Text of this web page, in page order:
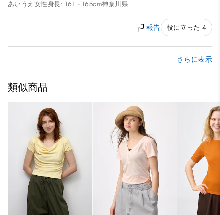
あいうえ 女性身長: 161 - 165cm神奈川県
報告 役に立った 4
さらに表示
類似商品